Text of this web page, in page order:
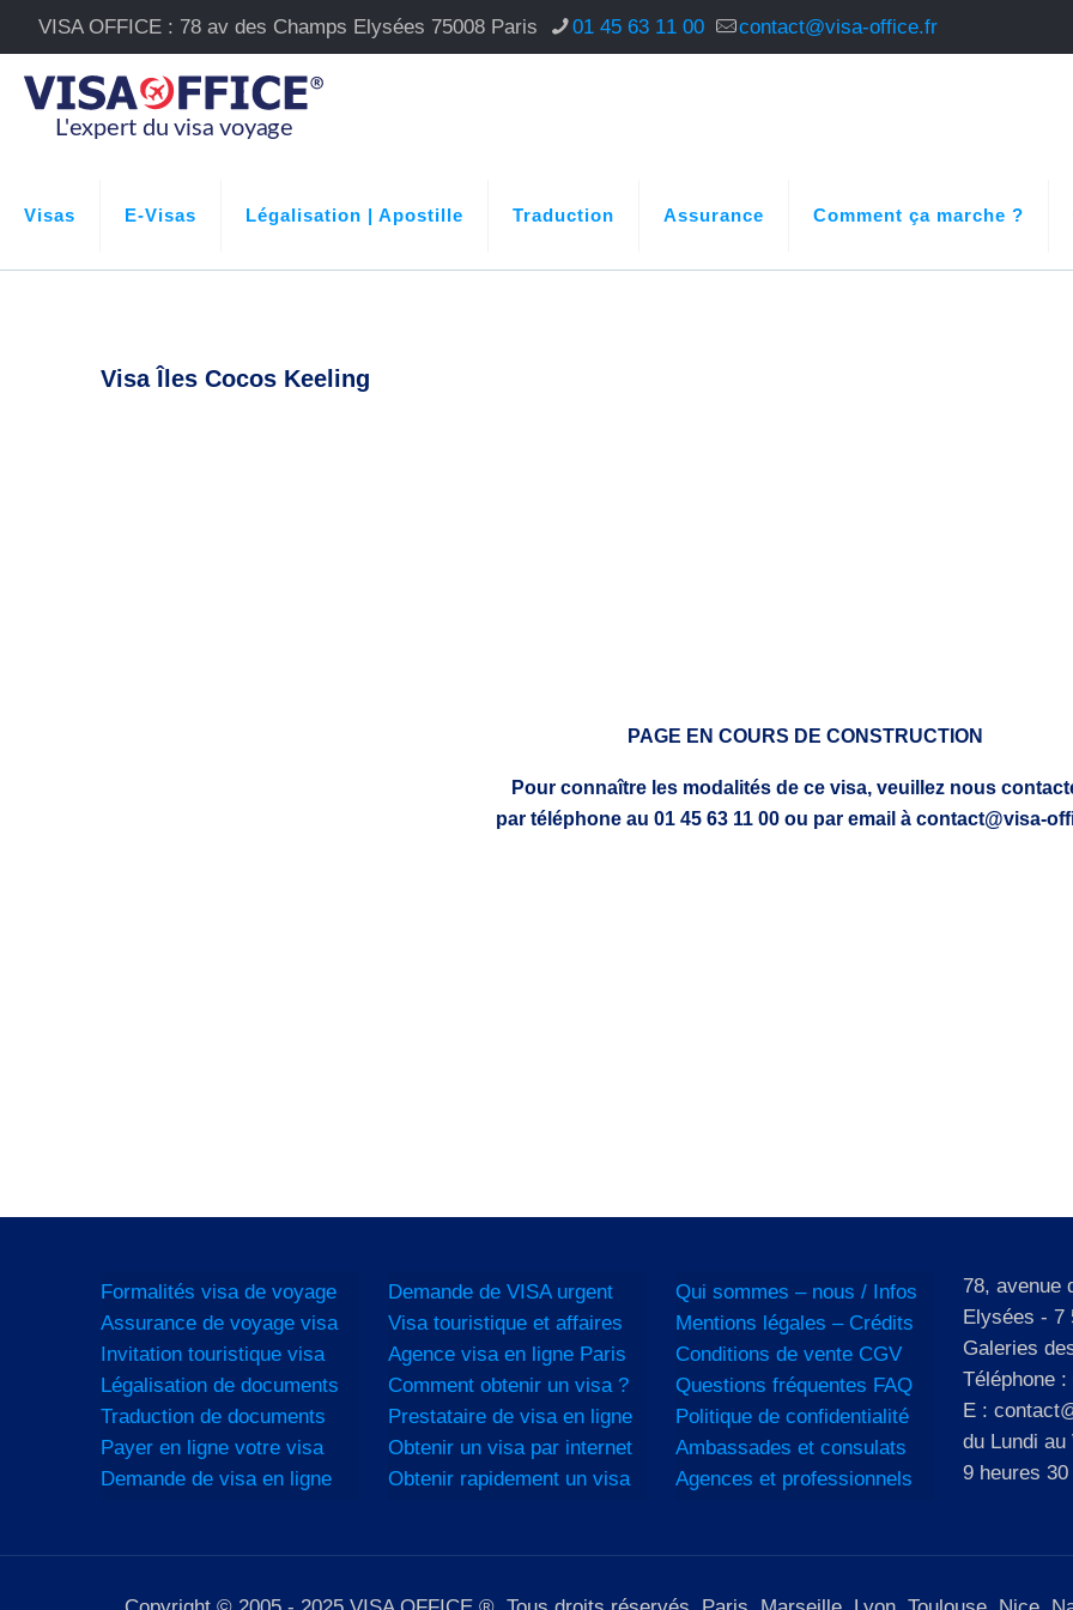
VISA OFFICE : 78 av des Champs Elysées 75008 Paris 01 45 63 11 00 contact@visa-office.fr
Visas E-Visas Légalisation | Apostille Traduction Assurance Comment ça marche ?
Visa Îles Cocos Keeling
PAGE EN COURS DE CONSTRUCTION
Pour connaître les modalités de ce visa, veuillez nous
par téléphone au 01 45 63 11 00 ou par email à contact@visa-
Formalités visa de voyage
Assurance de voyage visa
Invitation touristique visa
Légalisation de documents
Traduction de documents
Payer en ligne votre visa
Demande de visa en ligne
Demande de VISA urgent
Visa touristique et affaires
Agence visa en ligne Paris
Comment obtenir un visa ?
Prestataire de visa en ligne
Obtenir un visa par internet
Obtenir rapidement un visa
Qui sommes – nous / Infos
Mentions légales – Crédits
Conditions de vente CGV
Questions fréquentes FAQ
Politique de confidentialité
Ambassades et consulats
Agences et professionnels
78, avenue
Elysées - 7
Galeries
Téléphone :
E :
du Lundi au
9 heures